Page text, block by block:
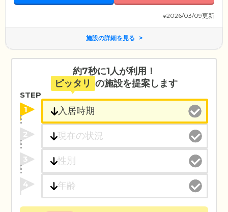
※2026/03/09更新
施設の詳細を見る
約7秒に1人が利用！
ピッタリ の施設を提案します
STEP
1
2
3
4